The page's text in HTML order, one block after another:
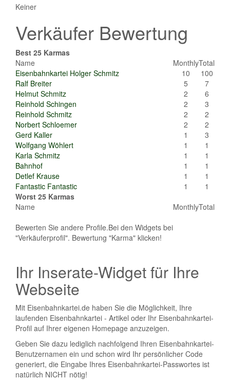
Keiner
Verkäufer Bewertung
Best 25 Karmas
Name
MonthlyTotal
Eisenbahnkartei Holger Schmitz
10
100
Ralf Breiter
5
7
Helmut Schmitz
2
6
Reinhold Schingen
2
3
Reinhold Schmitz
2
2
Norbert Schloemer
2
2
Gerd Kaller
1
3
Wolfgang Wöhlert
1
1
Karla Schmitz
1
1
Bahnhof
1
1
Detlef Krause
1
1
Fantastic Fantastic
1
1
Worst 25 Karmas
Name
MonthlyTotal
Bewerten Sie andere Profile.Bei den Widgets bei
"Verkäuferprofil". Bewertung "Karma" klicken!
Ihr Inserate-Widget für Ihre
Webseite
Mit Eisenbahnkartei.de haben Sie die Möglichkeit, Ihre
laufenden Eisenbahnkartei - Artikel oder Ihr Eisenbahnkartei-
Profil auf Ihrer eigenen Homepage anzuzeigen.
Geben Sie dazu lediglich nachfolgend Ihren Eisenbahnkartei-
Benutzernamen ein und schon wird Ihr persönlicher Code
generiert, die Eingabe Ihres Eisenbahnkartei-Passwortes ist
natürlich NICHT nötig!